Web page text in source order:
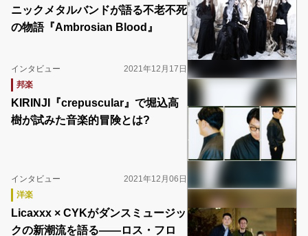
ニックメタルバンドが語る不老不死
の物語『Ambrosian Blood』
インタビュー
2021年12月17日
邦楽
KIRINJI『crepuscular』で堀込高
樹が試みた音楽的冒険とは?
インタビュー
2021年12月06日
洋楽
Licaxxx × CYKがダンスミュージッ
クの新潮流を語る――ロス・フロ